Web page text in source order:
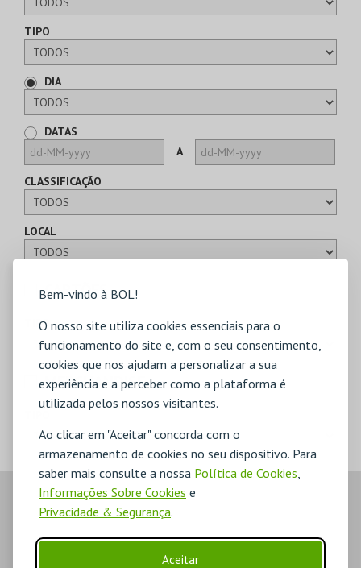
Bem-vindo à BOL!
O nosso site utiliza cookies essenciais para o
funcionamento do site e, com o seu consentimento,
cookies que nos ajudam a personalizar a sua
experiência e a perceber como a plataforma é
utilizada pelos nossos visitantes.
Ao clicar em "Aceitar" concorda com o
armazenamento de cookies no seu dispositivo. Para
saber mais consulte a nossa Política de Cookies,
Informações Sobre Cookies e
Privacidade & Segurança.
Aceitar
TIPO
DIA
DATAS
A
CLASSIFICAÇÃO
LOCAL
CARTÕES
TIPO
MERCHANDISE